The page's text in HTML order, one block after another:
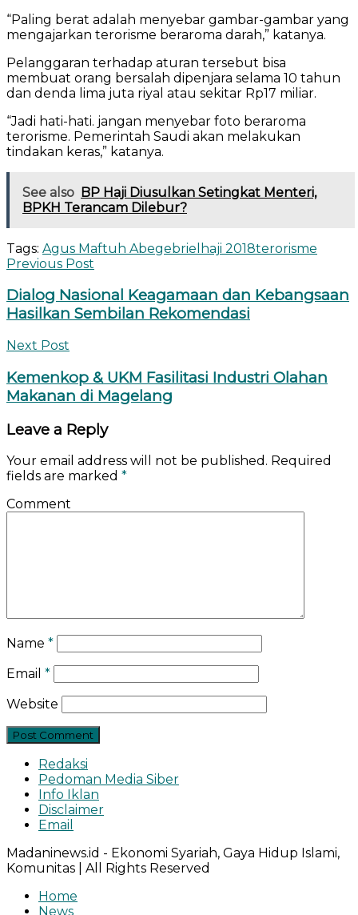
“Paling berat adalah menyebar gambar-gambar yang
mengajarkan terorisme beraroma darah,” katanya.
Pelanggaran terhadap aturan tersebut bisa
membuat orang bersalah dipenjara selama 10 tahun
dan denda lima juta riyal atau sekitar Rp17 miliar.
“Jadi hati-hati. jangan menyebar foto beraroma
terorisme. Pemerintah Saudi akan melakukan
tindakan keras,” katanya.
See also BP Haji Diusulkan Setingkat Menteri,
BPKH Terancam Dilebur?
Tags: Agus Maftuh Abegebriel haji 2018terorisme
Previous Post
Dialog Nasional Keagamaan dan Kebangsaan
Hasilkan Sembilan Rekomendasi
Next Post
Kemenkop & UKM Fasilitasi Industri Olahan
Makanan di Magelang
Leave a Reply
Your email address will not be published. Required
fields are marked *
Comment
Name *
Email *
Website
Redaksi
Pedoman Media Siber
Info Iklan
Disclaimer
Email
Madaninews.id - Ekonomi Syariah, Gaya Hidup Islami,
Komunitas | All Rights Reserved
Home
News